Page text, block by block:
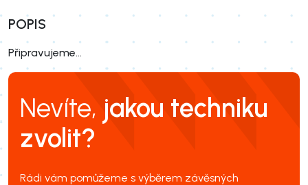
POPIS
Připravujeme...
Nevíte, jakou techniku
zvolit?
Rádi vám pomůžeme s výběrem závěsných